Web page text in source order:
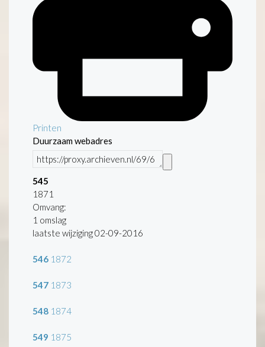
Printen
Duurzaam webadres
545
1871
Omvang:
1 omslag
laatste wijziging 02-09-2016
546 1872
547 1873
548 1874
549 1875